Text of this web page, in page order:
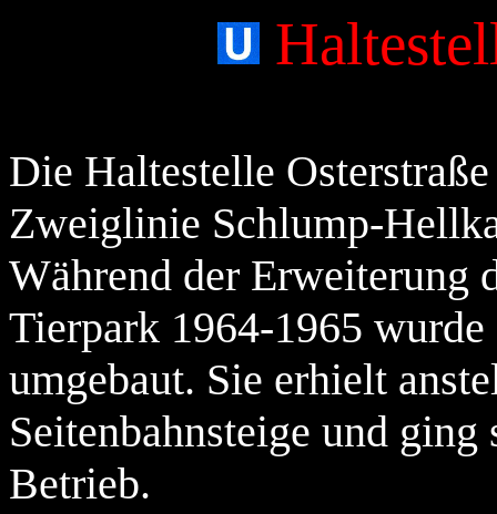
Die Haltestelle
Zweiglinie Schlump-
Während der Erweiterung
Tierpark 1964-1965
umgebaut. Sie erhielt
Seitenbahnsteige und
Betrieb.